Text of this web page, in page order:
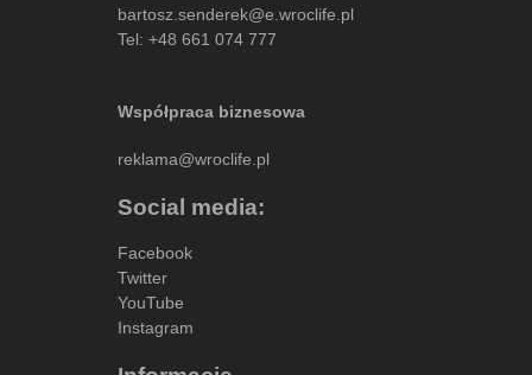
bartosz.senderek@e.wroclife.pl
Tel: +48 661 074 777
Współpraca biznesowa
reklama@wroclife.pl
Social media:
Facebook
Twitter
YouTube
Instagram